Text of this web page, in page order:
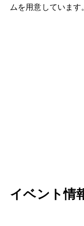
ムを用意しています。
イベント情